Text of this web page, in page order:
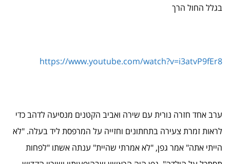
בגלל החול הרך
https://www.youtube.com/watch?v=i3atvP9fEr8
ערב אחד חזרה נורית עם שירה ואביב הקטנים מנסיעה לדהב כדי
לראות זמרת צעירה בתחתונים וחזייה על המרפסת ליד בעלה. "לא
הייתי אתה" אמר גפן, "לא אמרתי שהיית" ענתה אשתו "לפחות